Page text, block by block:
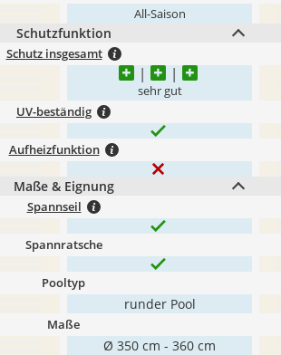
All-Saison
Schutzfunktion
Schutz insgesamt
sehr gut
UV-beständig
Aufheizfunktion
Maße & Eignung
Spannseil
Spannratsche
Pooltyp
runder Pool
Maße
Ø 350 cm - 360 cm